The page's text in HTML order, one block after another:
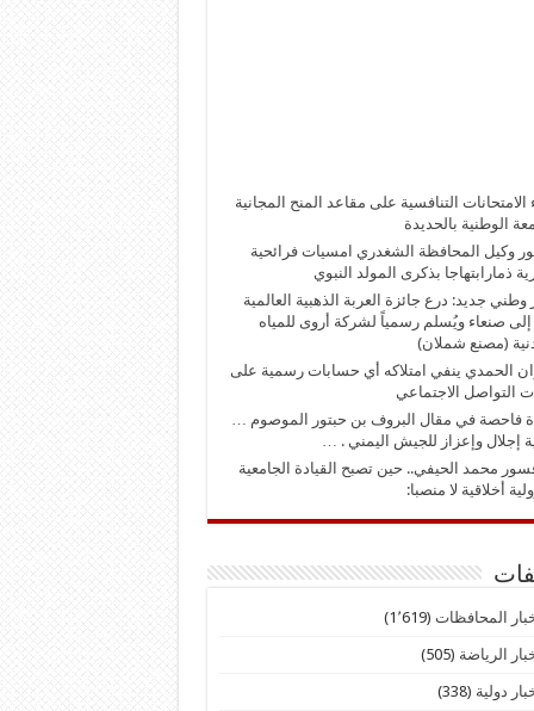
الامتحانات التنافسية على مقاعد المنح المجانية
الوطنية بالحديدة
وكيل المحافظة الشغدري امسيات فرائحية
ذمارابتهاجا بذكرى المولد النبوي
وطني جديد: درع جائزة العربة الذهبية العالمية
صنعاء ويُسلم رسمياً لشركة أروى للمياه
(مصنع شملان)
الحمدي ينفي امتلاكه أي حسابات رسمية على
التواصل الاجتماعي
فاحصة في مقال البروف بن حبتور الموصوم …
إجلال وإعزاز للجيش اليمني . …
محمد الحيفي.. حين تصبح القيادة الجامعية
أخلاقية لا منصبا:
المحافظات (1٬619)
الرياضة (505)
دولية (338)